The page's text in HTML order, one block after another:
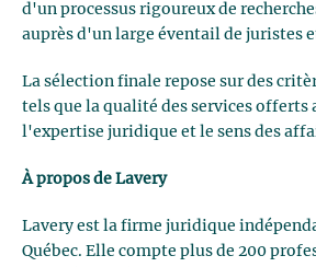
d'un processus rigoureux de
auprès d'un large éventail de juristes
La sélection finale repose sur des
tels que la qualité des services offerts
l'expertise juridique et le sens des
À propos de Lavery
Lavery est la firme juridique
Québec. Elle compte plus de 200